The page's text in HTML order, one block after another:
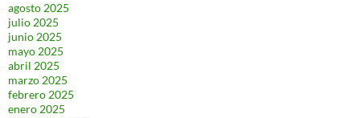
agosto 2025
julio 2025
junio 2025
mayo 2025
abril 2025
marzo 2025
febrero 2025
enero 2025